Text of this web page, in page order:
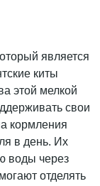
является
киты
этой мелкой
свои
кормления
в день. Их
воды через
отделять